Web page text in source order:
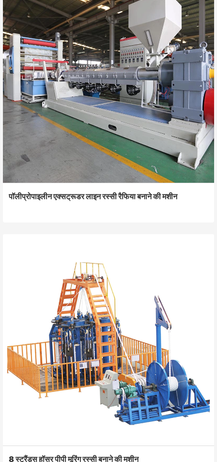
पॉलीप्रोपाइलीन एक्सट्रूडर लाइन रस्सी रैफिया बनाने की मशीन
8 स्ट्रैंड्स हॉसर पीपी मूरिंग रस्सी बनाने की मशीन